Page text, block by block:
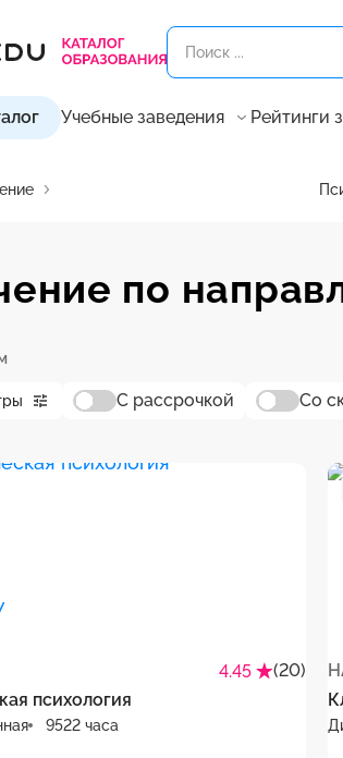
Учебные заведения Рейтинги
по
С рассрочкой Со
4.45
(20)
психология
9522 часа